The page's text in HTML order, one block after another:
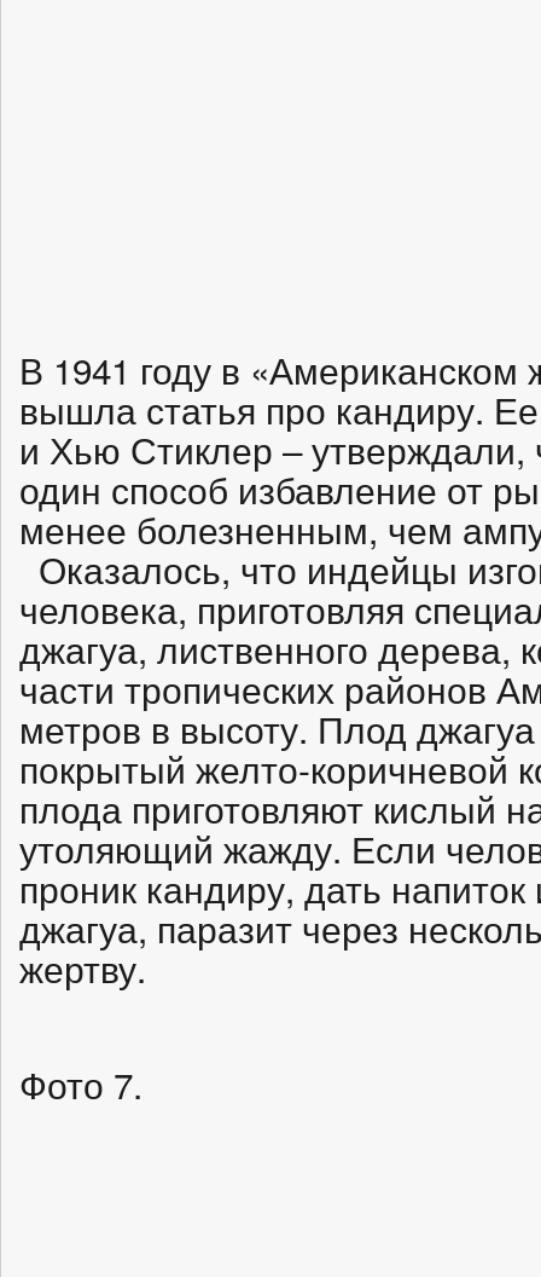
В 1941 году в «Американском
вышла статья про кандиру.
и Хью Стиклер –
один способ избавление от
менее болезненным, чем
Оказалось, что индейцы
человека, приготовляя
джагуа, лиственного дерева,
части тропических районов
метров в высоту. Плод
покрытый желто-коричневой
плода приготовляют кислый
утоляющий жажду. Если
проник кандиру, дать напиток
джагуа, паразит через
жертву.
Фото 7.